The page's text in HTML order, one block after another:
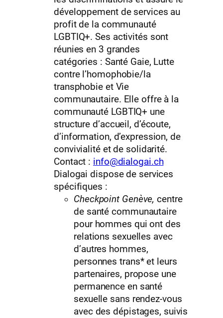
développement de services au
profit de la communauté
LGBTIQ+. Ses activités sont
réunies en 3 grandes
catégories : Santé Gaie, Lutte
contre l’homophobie/la
transphobie et Vie
communautaire. Elle offre à la
communauté LGBTIQ+ une
structure d’accueil, d’écoute,
d’information, d’expression, de
convivialité et de solidarité.
Contact : info@dialogai.ch
Dialogai dispose de services
spécifiques :
Checkpoint Genève,centre
de santé communautaire
pour hommes qui ont des
relations sexuelles avec
d’autres hommes,
personnes trans* et leurs
partenaires, propose une
permanence en santé
sexuelle sans rendez-vous
avec des dépistages, suivis